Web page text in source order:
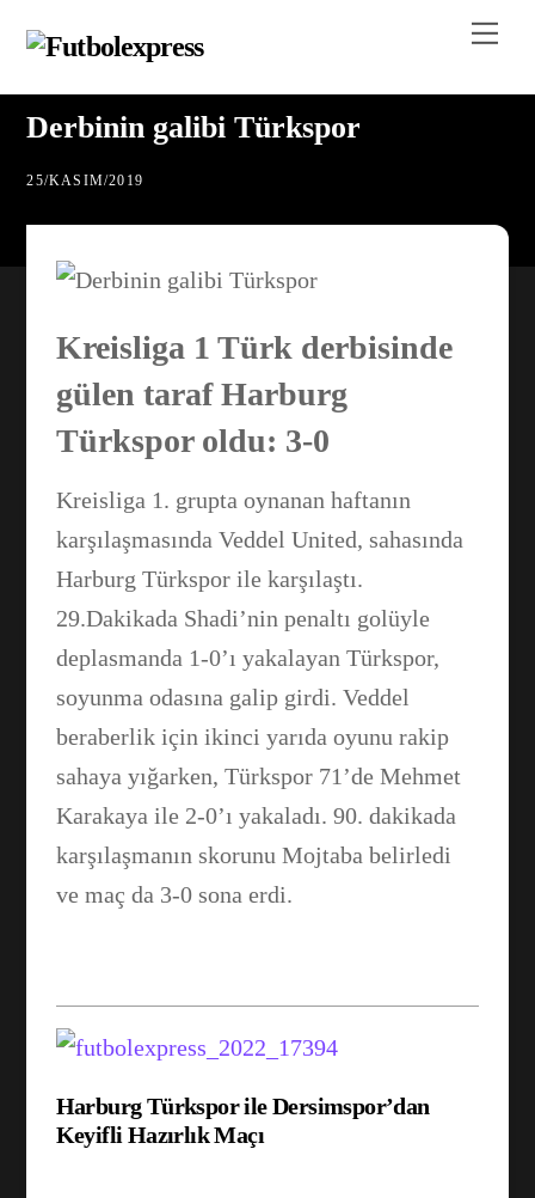
content
Derbinin galibi Türkspor
25/KASIM/2019
Kreisliga 1 Türk derbisinde
gülen taraf Harburg
Türkspor oldu: 3-0
Kreisliga 1. grupta oynanan haftanın
karşılaşmasında Veddel United, sahasında
Harburg Türkspor ile karşılaştı.
29.Dakikada Shadi’nin penaltı golüyle
deplasmanda 1-0’ı yakalayan Türkspor,
soyunma odasına galip girdi. Veddel
beraberlik için ikinci yarıda oyunu rakip
sahaya yığarken, Türkspor 71’de Mehmet
Karakaya ile 2-0’ı yakaladı. 90. dakikada
karşılaşmanın skorunu Mojtaba belirledi
ve maç da 3-0 sona erdi.
Harburg Türkspor ile Dersimspor’dan
Keyifli Hazırlık Maçı
Facebook